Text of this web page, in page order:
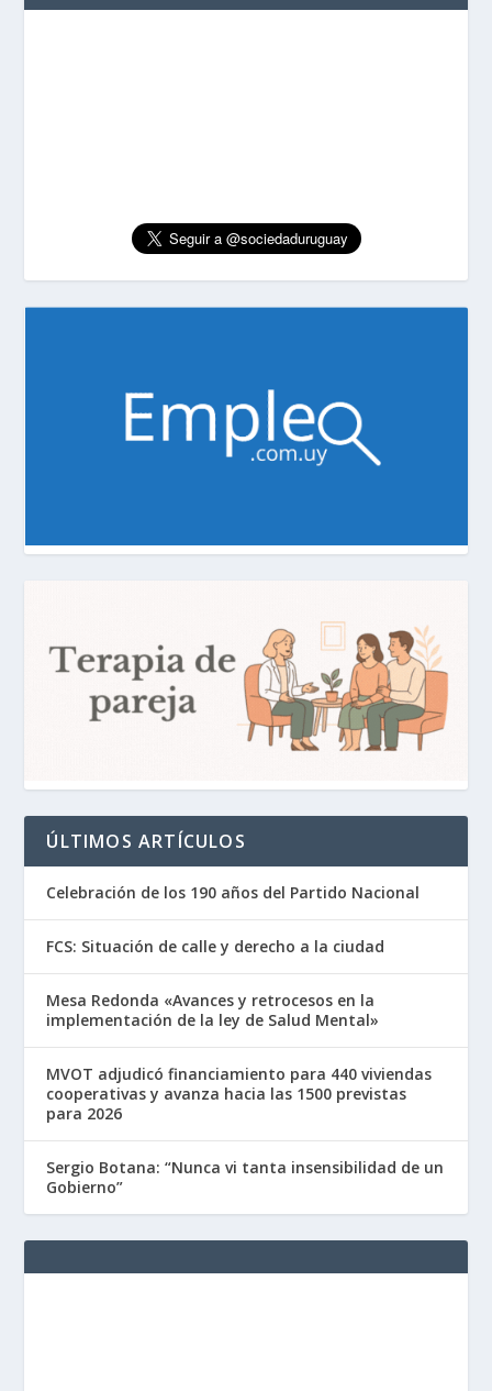
ÚLTIMOS ARTÍCULOS
Celebración de los 190 años del Partido Nacional
FCS: Situación de calle y derecho a la ciudad
Mesa Redonda «Avances y retrocesos en la
implementación de la ley de Salud Mental»
MVOT adjudicó financiamiento para 440 viviendas
cooperativas y avanza hacia las 1500 previstas
para 2026
Sergio Botana: “Nunca vi tanta insensibilidad de un
Gobierno”